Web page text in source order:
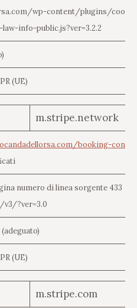
wp-content/plugins/
info-public.js?ver=3.2.2
(UE)
m.stripe.network
booking-
numero di linea sorgente 433
?ver=3.0
(UE)
m.stripe.com